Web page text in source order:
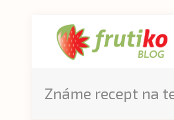
Známe recept na